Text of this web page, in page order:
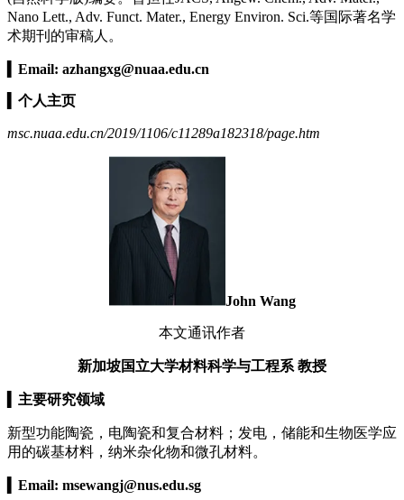
Nano Lett., Adv. Funct. Mater., Energy Environ. Sci.等国际著名学
术期刊的审稿人。
Email: azhangxg@nuaa.edu.cn
个人主页
msc.nuaa.edu.cn/2019/1106/c11289a182318/page.htm
John Wang
本文通讯作者
新加坡国立大学材料科学与工程系 教授
主要研究领域
新型功能陶瓷，电陶瓷和复合材料；发电，储能和生物医学应
用的碳基材料，纳米杂化物和微孔材料。
Email: msewangj@nus.edu.sg